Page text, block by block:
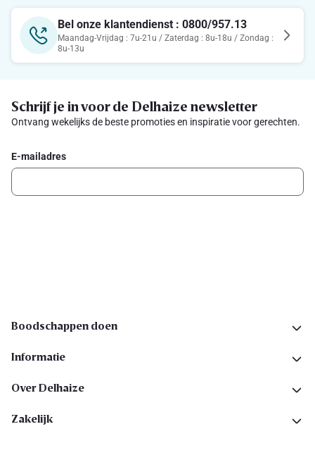
Bel onze klantendienst : 0800/957.13
Maandag-Vrijdag : 7u-21u / Zaterdag : 8u-18u / Zondag :
8u-13u
Schrijf je in voor de Delhaize newsletter
Ontvang wekelijks de beste promoties en inspiratie voor gerechten.
E-mailadres
Boodschappen doen
Informatie
Over Delhaize
Zakelijk